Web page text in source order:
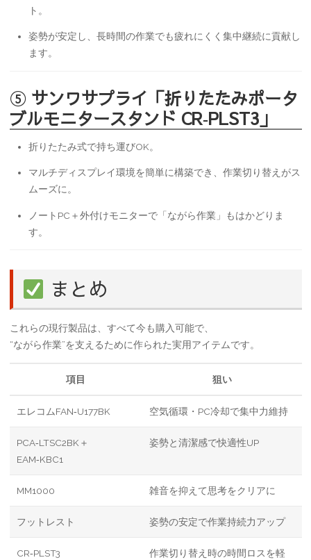
ト。
姿勢が安定し、長時間の作業でも疲れにくく集中継続に貢献し
ます。
⑤ サンワサプライ「折りたたみポータ
ブルモニタースタンド CR‑PLST3」
折りたたみ式で持ち運びOK。
マルチディスプレイ環境を簡単に構築でき、作業切り替えがス
ムーズに。
ノートPC＋外付けモニターで「ながら作業」もはかどりま
す。
まとめ
これらの現行製品は、すべて今も購入可能で、
“ながら作業”を支えるために作られた実用アイテムです。
項目 狙い
エレコムFAN‑U177BK 空気循環・PC冷却で集中力維持
PCA‑LTSC2BK＋
EAM‑KBC1
姿勢と清潔感で快適性UP
MM1000 雑音を抑えて思考をクリアに
フットレスト 姿勢の安定で作業持続力アップ
CR‑PLST3 作業切り替え時の時間ロスを軽